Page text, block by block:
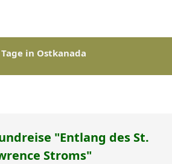
in Ostkanada
"Entlang des St.
Stroms"